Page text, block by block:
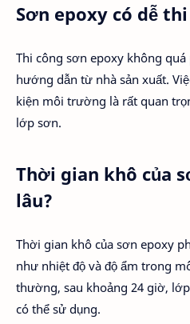
Sơn epoxy có dễ
Thi công sơn epoxy không
hướng dẫn từ nhà sản xuất.
kiện môi trường là rất quan
lớp sơn.
Thời gian khô của
lâu?
Thời gian khô của sơn epoxy
như nhiệt độ và độ ẩm trong
thường, sau khoảng 24 giờ,
có thể sử dụng.